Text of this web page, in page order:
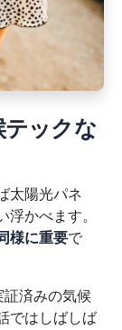
テックな
太陽光パネ
浮かべます。
様に重要で
証済みの気候
ではしばしば